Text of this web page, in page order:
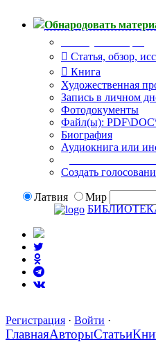
Обнародовать
Статья, обзор,
Книга
Художественная
Запись в личном
Фотодокументы
Файл(ы):
Биография
Аудиокнига или
Создать
Латвия
Мир
Регистрация · Войти ·
ГлавнаяАвторыСтатьи